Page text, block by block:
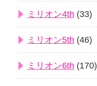
ミリオン4th (33)
ミリオン5th (46)
ミリオン6th (170)